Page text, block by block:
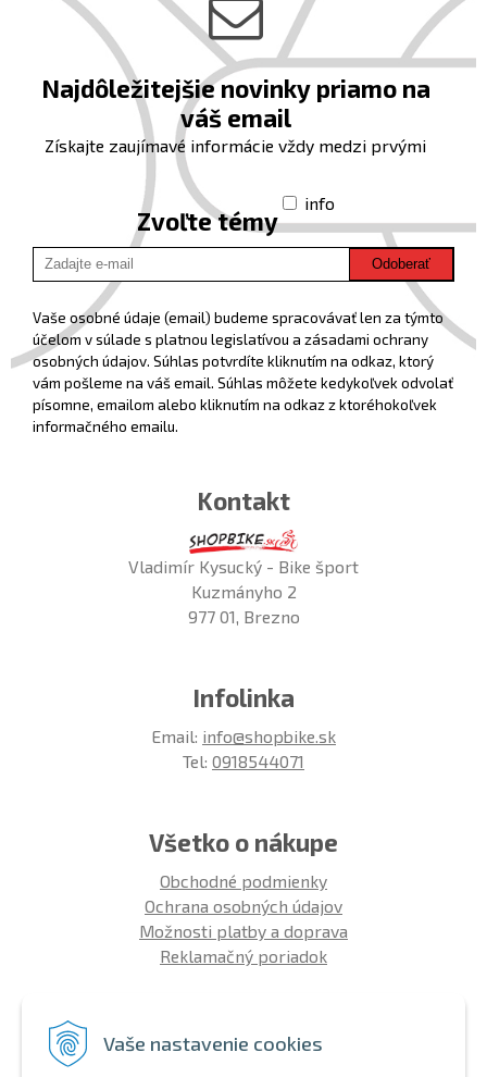
Vaše nastavenie cookies
Najdôležitejšie novinky priamo na
váš email
Získajte zaujímavé informácie vždy medzi prvými
Zvoľte témy
info
Odoberať
Vaše osobné údaje (email) budeme spracovávať len za týmto
účelom v súlade s platnou legislatívou a zásadami ochrany
osobných údajov. Súhlas potvrdíte kliknutím na odkaz, ktorý
vám pošleme na váš email. Súhlas môžete kedykoľvek odvolať
písomne, emailom alebo kliknutím na odkaz z ktoréhokoľvek
informačného emailu.
Kontakt
Vladimír Kysucký - Bike šport
Kuzmányho 2
977 01, Brezno
Infolinka
Email: info@shopbike.sk
Tel: 0918544071
Všetko o nákupe
Obchodné podmienky
Ochrana osobných údajov
Možnosti platby a doprava
Reklamačný poriadok